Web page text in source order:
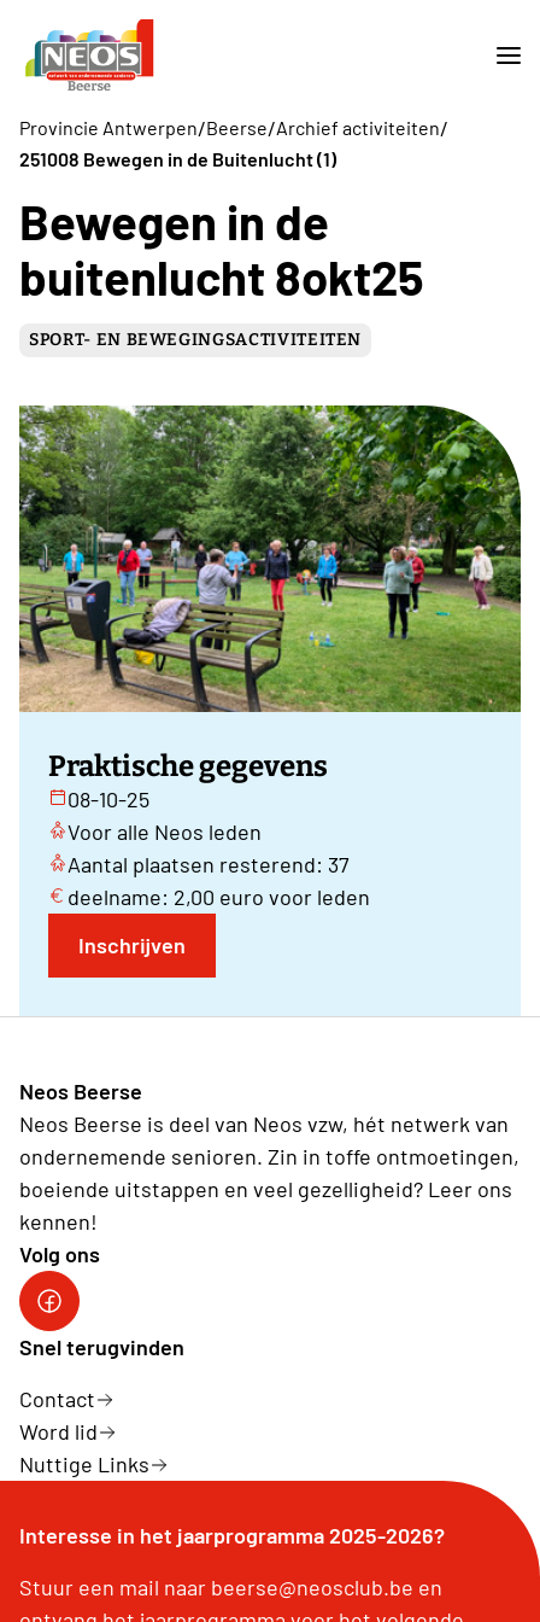
Provincie Antwerpen/Beerse/Archief activiteiten/
251008 Bewegen in de Buitenlucht (1)
Bewegen in de
buitenlucht 8okt25
SPORT- EN BEWEGINGSACTIVITEITEN
Praktische gegevens
08-10-25
Voor alle Neos leden
Aantal plaatsen resterend: 37
deelname: 2,00 euro voor leden
Inschrijven
Neos Beerse
Neos Beerse is deel van Neos vzw, hét netwerk van
ondernemende senioren. Zin in toffe ontmoetingen,
boeiende uitstappen en veel gezelligheid? Leer ons
kennen!
Volg ons
Facebook
Snel terugvinden
Contact
Word lid
Nuttige Links
Interesse in het jaarprogramma 2025-2026?
Stuur een mail naar beerse@neosclub.be en